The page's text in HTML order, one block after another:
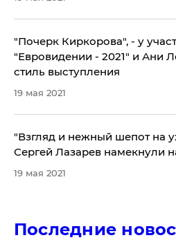
"Почерк Киркорова", - у
"Евровидении - 2021" и Ани
стиль выступления
19 мая 2021
"Взгляд и нежный шепот на
Сергей Лазарев намекнули
19 мая 2021
Последние